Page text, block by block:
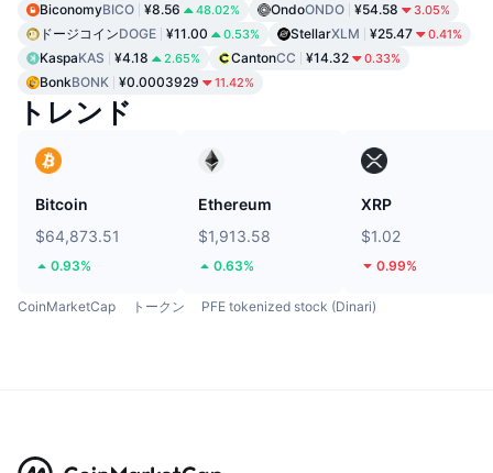
BiconomyBICO ¥8.56 48.02% OndoONDO ¥54.58 3.05%
ドージコインDOGE ¥11.00 0.53% StellarXLM ¥25.47 0.41%
KaspaKAS ¥4.18 2.65% CantonCC ¥14.32 0.33%
BonkBONK ¥0.0003929 11.42%
トレンド
Bitcoin
$64,873.51
0.93%
Ethereum
$1,913.58
0.63%
XRP
$1.02
0.99%
CoinMarketCap トークン PFE tokenized stock (Dinari)